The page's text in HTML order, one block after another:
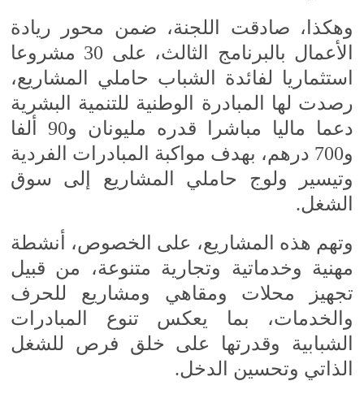
وهكذا، صادقت اللجنة، ضمن محور ريادة
الأعمال بالبرنامج الثالث، على 30 مشروعا
استثماريا لفائدة الشباب حاملي المشاريع،
رصدت لها المبادرة الوطنية للتنمية البشرية
دعما ماليا مباشرا قدره مليونان و90 ألفا
و700 درهم، بهدف مواكبة المبادرات الفردية
وتيسير ولوج حاملي المشاريع إلى سوق
الشغل.
وتهم هذه المشاريع، على الخصوص، أنشطة
مهنية وخدماتية وتجارية متنوعة، من قبيل
تجهيز محلات ومقاهي ومشاريع للحرف
والخدمات، بما يعكس تنوع المبادرات
الشبابية وقدرتها على خلق فرص للشغل
الذاتي وتحسين الدخل.